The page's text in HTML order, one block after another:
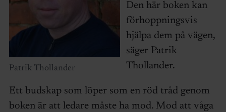
Patrik Thollander
Den här boken kan
förhoppningsvis
hjälpa dem på vägen,
säger Patrik
Thollander.
Ett budskap som löper som en röd tråd genom
boken är att ledare måste ha mod. Mod att våga